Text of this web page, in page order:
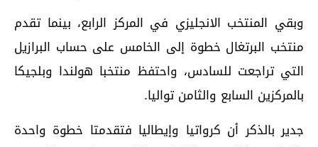
وبقي المنتخب الانجليزي في المركز الرابع، بينما تقدم
منتخب البرتغال خطوة إلى الخامس على حساب البرازيل
التي تراجعت للسادس، واحتفظ منتخبا هولندا وبلجيكا
بالمركزين السابع والثامن تواليا.
جدير بالذكر أن كرواتيا وإيطاليا فتقدمتا خطوة واحدة